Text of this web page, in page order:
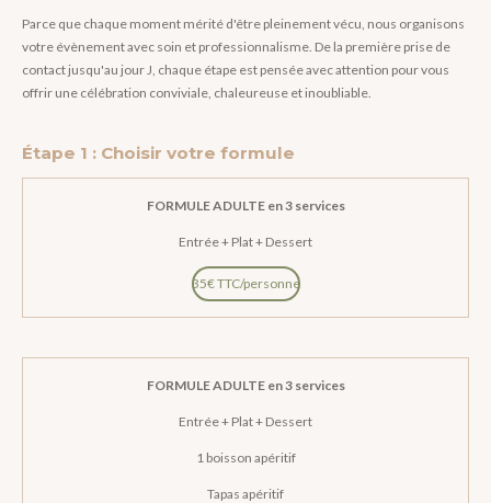
Parce que chaque moment mérité d'être pleinement vécu, nous organisons
votre évènement avec soin et professionnalisme. De la première prise de
contact jusqu'au jour J, chaque étape est pensée avec attention pour vous
offrir une célébration conviviale, chaleureuse et inoubliable.
Étape 1 : Choisir votre formule
FORMULE ADULTE en 3 services
Entrée + Plat + Dessert
35€ TTC/personne
FORMULE ADULTE en 3 services
Entrée + Plat + Dessert
1 boisson apéritif
Tapas apéritif